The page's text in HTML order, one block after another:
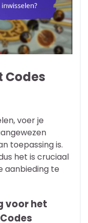
Codes
voer je
toepassing is.
het is cruciaal
aanbieding te
voor het